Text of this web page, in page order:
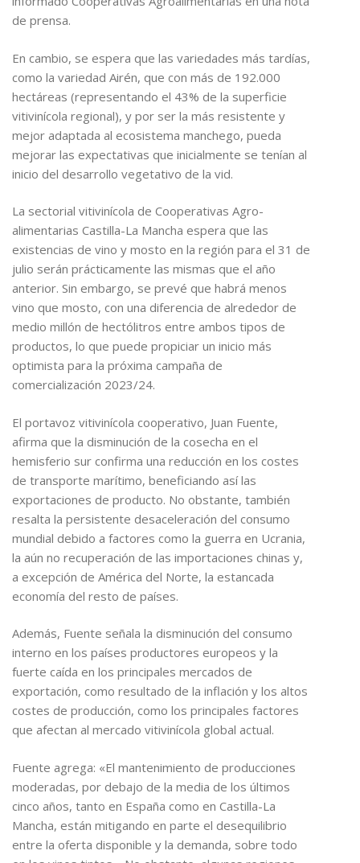
de prensa.
En cambio, se espera que las variedades más tardías,
como la variedad Airén, que con más de 192.000
hectáreas (representando el 43% de la superficie
vitivinícola regional), y por ser la más resistente y
mejor adaptada al ecosistema manchego, pueda
mejorar las expectativas que inicialmente se tenían al
inicio del desarrollo vegetativo de la vid.
La sectorial vitivinícola de Cooperativas Agro-
alimentarias Castilla-La Mancha espera que las
existencias de vino y mosto en la región para el 31 de
julio serán prácticamente las mismas que el año
anterior. Sin embargo, se prevé que habrá menos
vino que mosto, con una diferencia de alrededor de
medio millón de hectólitros entre ambos tipos de
productos, lo que puede propiciar un inicio más
optimista para la próxima campaña de
comercialización 2023/24.
El portavoz vitivinícola cooperativo, Juan Fuente,
afirma que la disminución de la cosecha en el
hemisferio sur confirma una reducción en los costes
de transporte marítimo, beneficiando así las
exportaciones de producto. No obstante, también
resalta la persistente desaceleración del consumo
mundial debido a factores como la guerra en Ucrania,
la aún no recuperación de las importaciones chinas y,
a excepción de América del Norte, la estancada
economía del resto de países.
Además, Fuente señala la disminución del consumo
interno en los países productores europeos y la
fuerte caída en los principales mercados de
exportación, como resultado de la inflación y los altos
costes de producción, como los principales factores
que afectan al mercado vitivinícola global actual.
Fuente agrega: «El mantenimiento de producciones
moderadas, por debajo de la media de los últimos
cinco años, tanto en España como en Castilla-La
Mancha, están mitigando en parte el desequilibrio
entre la oferta disponible y la demanda, sobre todo